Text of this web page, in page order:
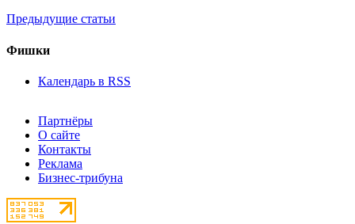
Предыдущие статьи
Фишки
Календарь в RSS
Партнёры
О сайте
Контакты
Реклама
Бизнес-трибуна